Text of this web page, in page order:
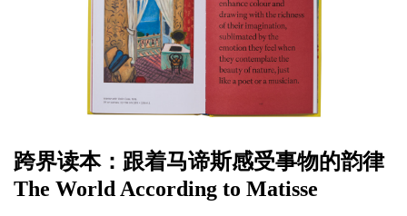
跨界读本：跟着马谛斯感受事物的韵律
The World According to Matisse